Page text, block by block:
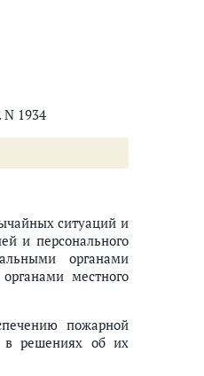
N 1934
ситуаций и
и персонального
органами
местного
пожарной
в решениях об их